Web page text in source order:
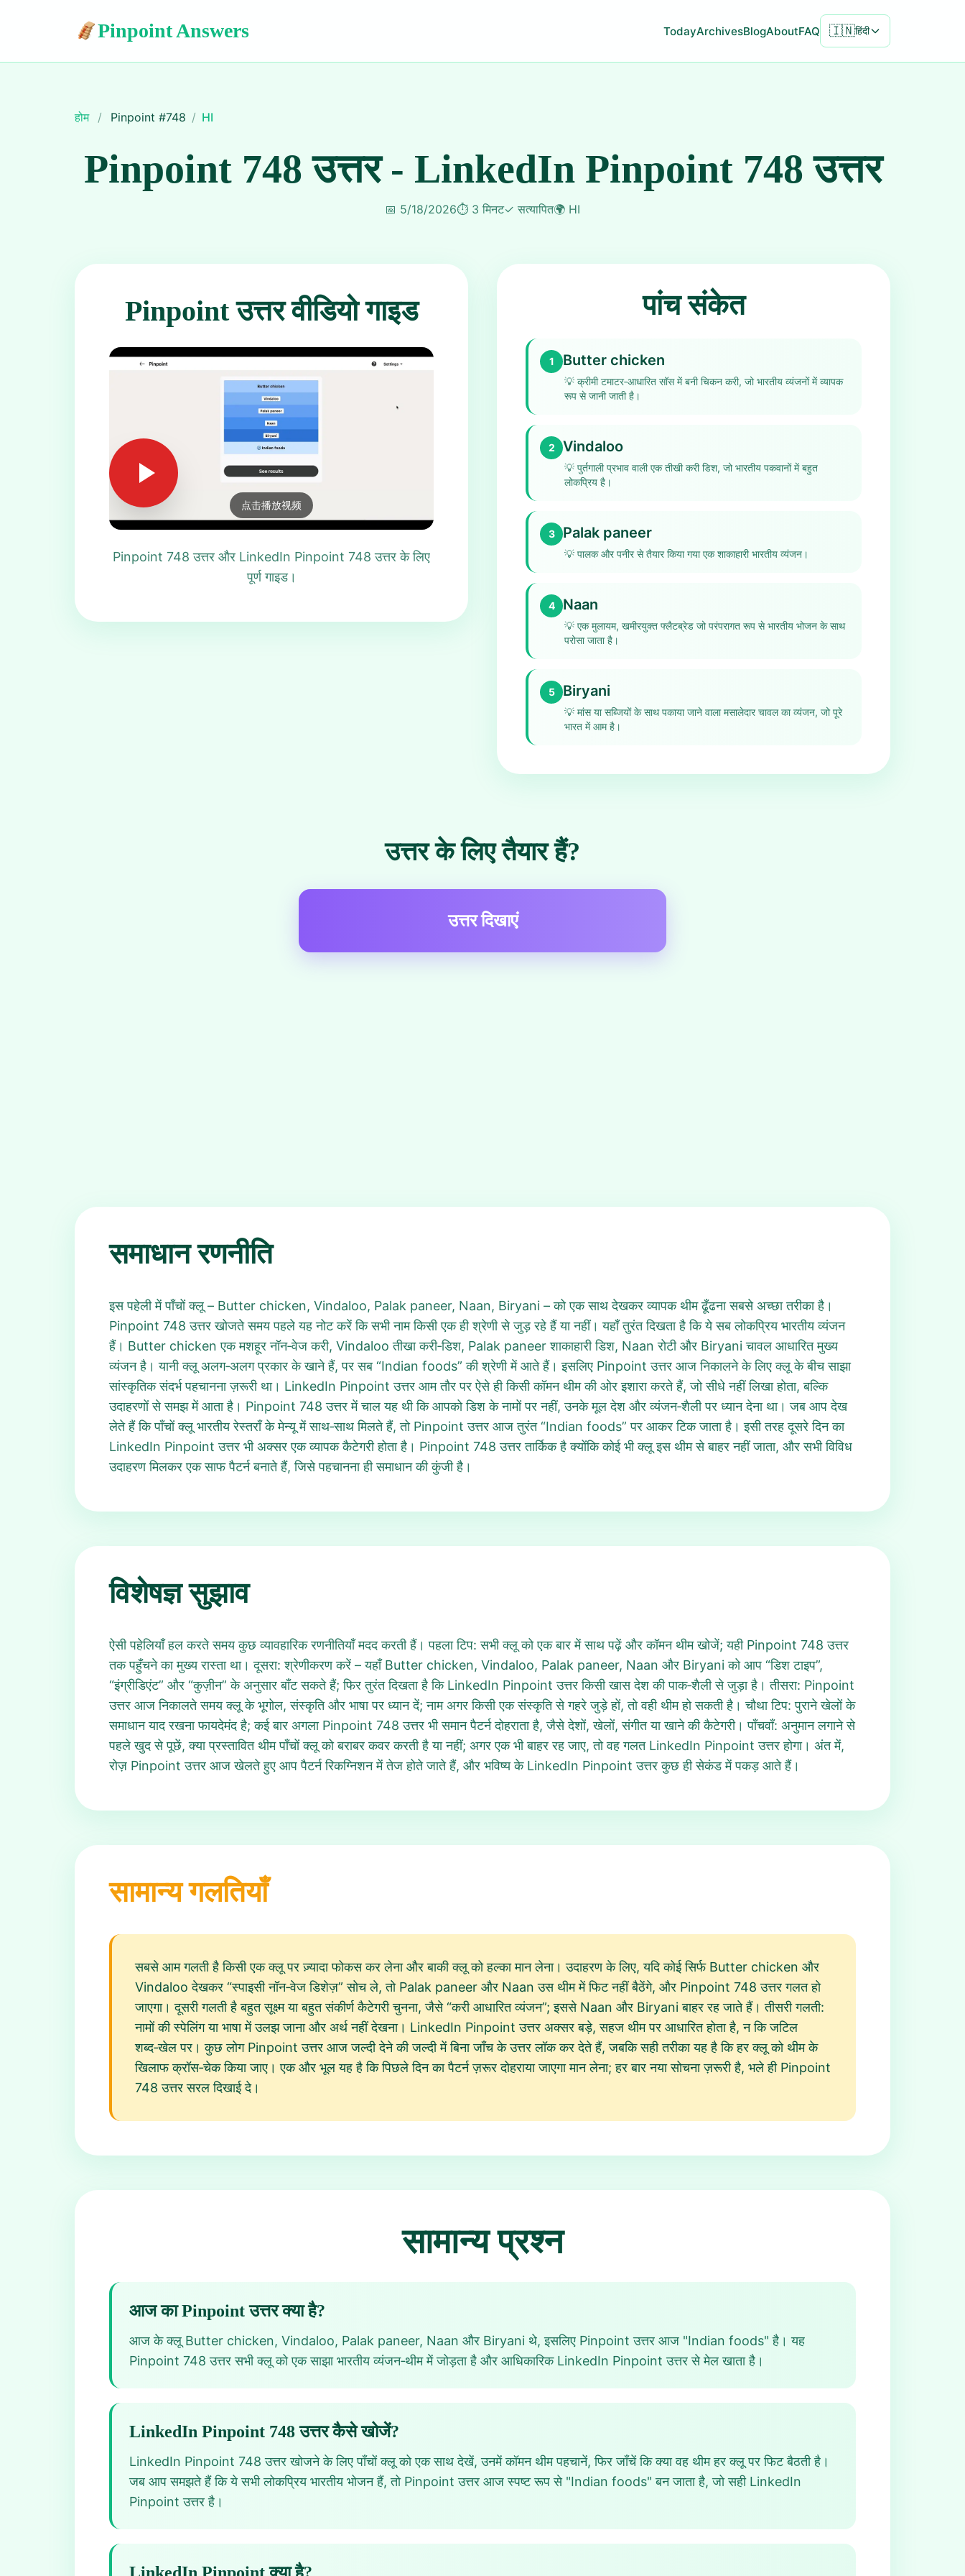
Pinpoint Answers TodayArchivesBlogAboutFAQ 🇮🇳हिंदी
होम / Pinpoint #748 / HI
Pinpoint 748 उत्तर - LinkedIn Pinpoint 748 उत्तर
📅 5/18/2026⏱️ 3 मिनट✓सत्यापित🌍 HI
Pinpoint उत्तर वीडियो गाइड
点击播放视频
Pinpoint 748 उत्तर और LinkedIn Pinpoint 748 उत्तर के लिए
पूर्ण गाइड।
पांच संकेत
1 Butter chicken
💡 क्रीमी टमाटर‑आधारित सॉस में बनी चिकन करी, जो भारतीय व्यंजनों में व्यापक
रूप से जानी जाती है।
2 Vindaloo
💡 पुर्तगाली प्रभाव वाली एक तीखी करी डिश, जो भारतीय पकवानों में बहुत
लोकप्रिय है।
3 Palak paneer
💡 पालक और पनीर से तैयार किया गया एक शाकाहारी भारतीय व्यंजन।
4 Naan
💡 एक मुलायम, खमीरयुक्त फ्लैटब्रेड जो परंपरागत रूप से भारतीय भोजन के साथ
परोसा जाता है।
5 Biryani
💡 मांस या सब्जियों के साथ पकाया जाने वाला मसालेदार चावल का व्यंजन, जो पूरे
भारत में आम है।
उत्तर के लिए तैयार हैं?
उत्तर दिखाएं
समाधान रणनीति
इस पहेली में पाँचों क्लू – Butter chicken, Vindaloo, Palak paneer, Naan, Biryani – को एक साथ देखकर व्यापक थीम ढूँढना सबसे अच्छा तरीका है।
Pinpoint 748 उत्तर खोजते समय पहले यह नोट करें कि सभी नाम किसी एक ही श्रेणी से जुड़ रहे हैं या नहीं। यहाँ तुरंत दिखता है कि ये सब लोकप्रिय भारतीय व्यंजन
हैं। Butter chicken एक मशहूर नॉन‑वेज करी, Vindaloo तीखा करी‑डिश, Palak paneer शाकाहारी डिश, Naan रोटी और Biryani चावल आधारित मुख्य
व्यंजन है। यानी क्लू अलग‑अलग प्रकार के खाने हैं, पर सब “Indian foods” की श्रेणी में आते हैं। इसलिए Pinpoint उत्तर आज निकालने के लिए क्लू के बीच साझा
सांस्कृतिक संदर्भ पहचानना ज़रूरी था। LinkedIn Pinpoint उत्तर आम तौर पर ऐसे ही किसी कॉमन थीम की ओर इशारा करते हैं, जो सीधे नहीं लिखा होता, बल्कि
उदाहरणों से समझ में आता है। Pinpoint 748 उत्तर में चाल यह थी कि आपको डिश के नामों पर नहीं, उनके मूल देश और व्यंजन‑शैली पर ध्यान देना था। जब आप देख
लेते हैं कि पाँचों क्लू भारतीय रेस्तराँ के मेन्यू में साथ‑साथ मिलते हैं, तो Pinpoint उत्तर आज तुरंत “Indian foods” पर आकर टिक जाता है। इसी तरह दूसरे दिन का
LinkedIn Pinpoint उत्तर भी अक्सर एक व्यापक कैटेगरी होता है। Pinpoint 748 उत्तर तार्किक है क्योंकि कोई भी क्लू इस थीम से बाहर नहीं जाता, और सभी विविध
उदाहरण मिलकर एक साफ पैटर्न बनाते हैं, जिसे पहचानना ही समाधान की कुंजी है।
विशेषज्ञ सुझाव
ऐसी पहेलियाँ हल करते समय कुछ व्यावहारिक रणनीतियाँ मदद करती हैं। पहला टिप: सभी क्लू को एक बार में साथ पढ़ें और कॉमन थीम खोजें; यही Pinpoint 748 उत्तर
तक पहुँचने का मुख्य रास्ता था। दूसरा: श्रेणीकरण करें – यहाँ Butter chicken, Vindaloo, Palak paneer, Naan और Biryani को आप “डिश टाइप”,
“इंग्रीडिएंट” और “कुज़ीन” के अनुसार बाँट सकते हैं; फिर तुरंत दिखता है कि LinkedIn Pinpoint उत्तर किसी खास देश की पाक‑शैली से जुड़ा है। तीसरा: Pinpoint
उत्तर आज निकालते समय क्लू के भूगोल, संस्कृति और भाषा पर ध्यान दें; नाम अगर किसी एक संस्कृति से गहरे जुड़े हों, तो वही थीम हो सकती है। चौथा टिप: पुराने खेलों के
समाधान याद रखना फायदेमंद है; कई बार अगला Pinpoint 748 उत्तर भी समान पैटर्न दोहराता है, जैसे देशों, खेलों, संगीत या खाने की कैटेगरी। पाँचवाँ: अनुमान लगाने से
पहले खुद से पूछें, क्या प्रस्तावित थीम पाँचों क्लू को बराबर कवर करती है या नहीं; अगर एक भी बाहर रह जाए, तो वह गलत LinkedIn Pinpoint उत्तर होगा। अंत में,
रोज़ Pinpoint उत्तर आज खेलते हुए आप पैटर्न रिकग्निशन में तेज होते जाते हैं, और भविष्य के LinkedIn Pinpoint उत्तर कुछ ही सेकंड में पकड़ आते हैं।
सामान्य गलतियाँ
सबसे आम गलती है किसी एक क्लू पर ज़्यादा फोकस कर लेना और बाकी क्लू को हल्का मान लेना। उदाहरण के लिए, यदि कोई सिर्फ Butter chicken और
Vindaloo देखकर “स्पाइसी नॉन‑वेज डिशेज़” सोच ले, तो Palak paneer और Naan उस थीम में फिट नहीं बैठेंगे, और Pinpoint 748 उत्तर गलत हो
जाएगा। दूसरी गलती है बहुत सूक्ष्म या बहुत संकीर्ण कैटेगरी चुनना, जैसे “करी आधारित व्यंजन”; इससे Naan और Biryani बाहर रह जाते हैं। तीसरी गलती:
नामों की स्पेलिंग या भाषा में उलझ जाना और अर्थ नहीं देखना। LinkedIn Pinpoint उत्तर अक्सर बड़े, सहज थीम पर आधारित होता है, न कि जटिल
शब्द‑खेल पर। कुछ लोग Pinpoint उत्तर आज जल्दी देने की जल्दी में बिना जाँच के उत्तर लॉक कर देते हैं, जबकि सही तरीका यह है कि हर क्लू को थीम के
खिलाफ क्रॉस‑चेक किया जाए। एक और भूल यह है कि पिछले दिन का पैटर्न ज़रूर दोहराया जाएगा मान लेना; हर बार नया सोचना ज़रूरी है, भले ही Pinpoint
748 उत्तर सरल दिखाई दे।
सामान्य प्रश्न
आज का Pinpoint उत्तर क्या है?
आज के क्लू Butter chicken, Vindaloo, Palak paneer, Naan और Biryani थे, इसलिए Pinpoint उत्तर आज "Indian foods" है। यह
Pinpoint 748 उत्तर सभी क्लू को एक साझा भारतीय व्यंजन‑थीम में जोड़ता है और आधिकारिक LinkedIn Pinpoint उत्तर से मेल खाता है।
LinkedIn Pinpoint 748 उत्तर कैसे खोजें?
LinkedIn Pinpoint 748 उत्तर खोजने के लिए पाँचों क्लू को एक साथ देखें, उनमें कॉमन थीम पहचानें, फिर जाँचें कि क्या वह थीम हर क्लू पर फिट बैठती है।
जब आप समझते हैं कि ये सभी लोकप्रिय भारतीय भोजन हैं, तो Pinpoint उत्तर आज स्पष्ट रूप से "Indian foods" बन जाता है, जो सही LinkedIn
Pinpoint उत्तर है।